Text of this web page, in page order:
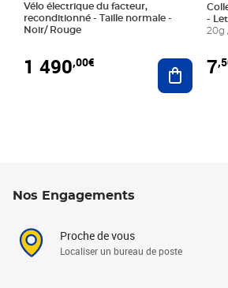
Vélo électrique du facteur,
reconditionné - Taille normale -
Noir/ Rouge
1 490,00€ Ajouter
-
20g
7
Nos Engagements
Proche de vous
Localiser un bureau de poste